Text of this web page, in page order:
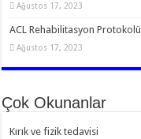
Ağustos 17, 2023
ACL Rehabilitasyon Protokolü
Ağustos 17, 2023
Çok Okunanlar
Kırık ve fizik tedavisi